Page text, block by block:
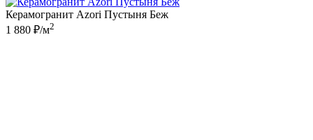
Керамогранит Azori Пустыня Беж
1 880 ₽/м2